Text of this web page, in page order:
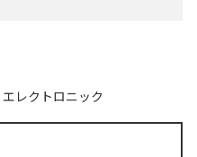
エレクトロニック